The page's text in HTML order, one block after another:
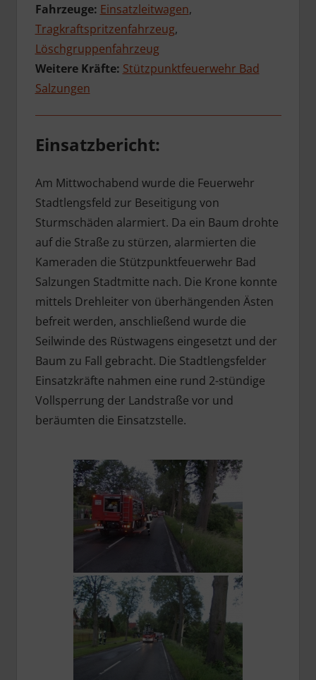
Fahrzeuge: Einsatzleitwagen,
Tragkraftspritzenfahrzeug,
Löschgruppenfahrzeug
Weitere Kräfte: Stützpunktfeuerwehr Bad
Salzungen
Einsatzbericht:
Am Mittwochabend wurde die Feuerwehr
Stadtlengsfeld zur Beseitigung von
Sturmschäden alarmiert. Da ein Baum drohte
auf die Straße zu stürzen, alarmierten die
Kameraden die Stützpunktfeuerwehr Bad
Salzungen Stadtmitte nach. Die Krone konnte
mittels Drehleiter von überhängenden Ästen
befreit werden, anschließend wurde die
Seilwinde des Rüstwagens eingesetzt und der
Baum zu Fall gebracht. Die Stadtlengsfelder
Einsatzkräfte nahmen eine rund 2-stündige
Vollsperrung der Landstraße vor und
beräumten die Einsatzstelle.